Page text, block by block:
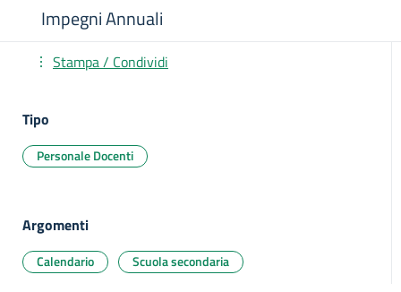
Impegni Annuali
Stampa / Condividi
Tipo
Personale Docenti
Argomenti
Calendario Scuola secondaria